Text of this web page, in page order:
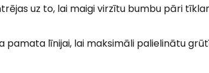
uz to, lai maigi virzītu bumbu pāri
pamata līnijai, lai maksimāli palielinātu